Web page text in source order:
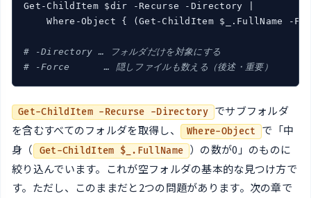
Get-ChildItem $dir -Recurse -Directory |
Where-Object { (Get-ChildItem $_.FullName -
# -Directory … フォルダだけを対象にする
# -Force      … 隠しファイルも数える（後述・重要）
Get-ChildItem -Recurse -Directory でサブフォルダ
を含むすべてのフォルダを取得し、
Where-Object
で「中
身（
Get-ChildItem $_.FullName
）の数が0」のものに
絞り込んでいます。これが空フォルダの基本的な見つけ方で
す。ただし、このままだと2つの問題があります。次の章で